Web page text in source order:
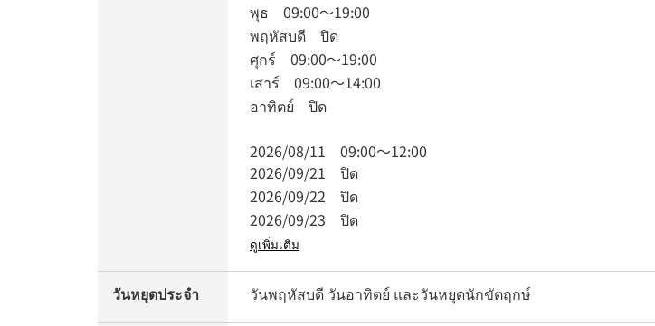
พุธ 09:00～19:00
พฤหัสบดี ปิด
ศุกร์ 09:00～19:00
เสาร์ 09:00～14:00
อาทิตย์ ปิด
2026/08/11 09:00～12:00
2026/09/21 ปิด
2026/09/22 ปิด
2026/09/23 ปิด
ดูเพิ่มเติม
วันหยุดประจำ วันพฤหัสบดี วันอาทิตย์ และวันหยุดนักขัตฤกษ์